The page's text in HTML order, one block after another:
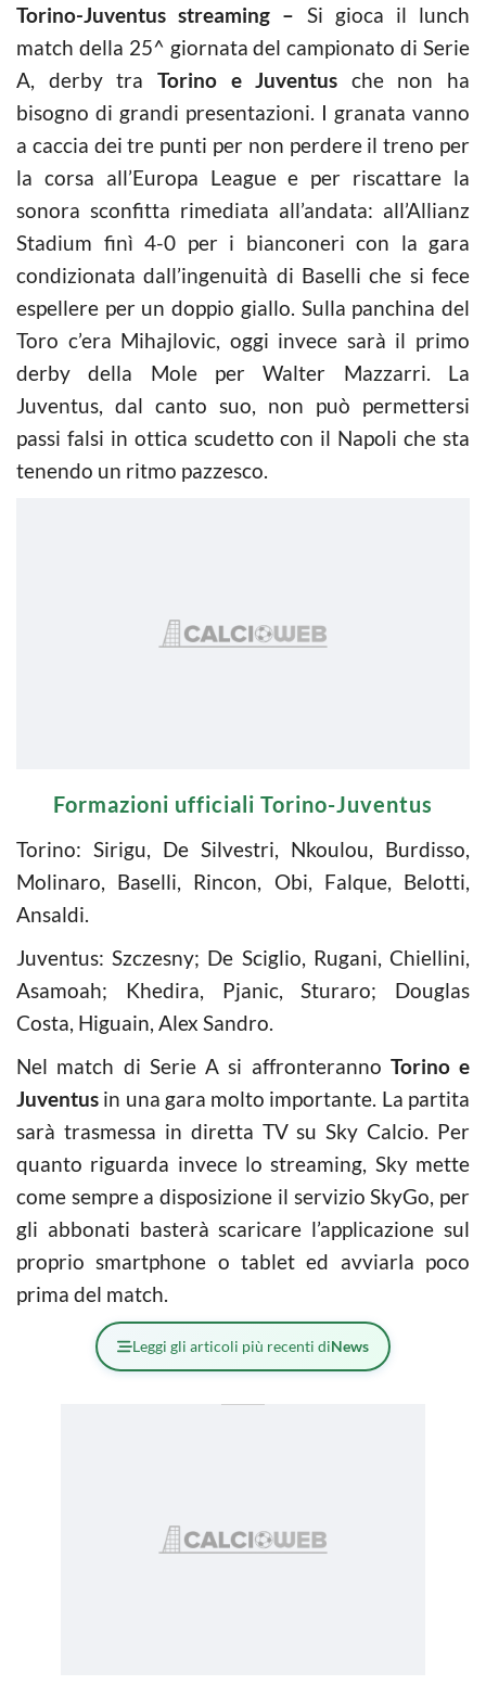
Torino-Juventus streaming – Si gioca il lunch
match della 25^ giornata del campionato di Serie
A, derby tra Torino e Juventus che non ha
bisogno di grandi presentazioni. I granata vanno
a caccia dei tre punti per non perdere il treno per
la corsa all’Europa League e per riscattare la
sonora sconfitta rimediata all’andata: all’Allianz
Stadium finì 4-0 per i bianconeri con la gara
condizionata dall’ingenuità di Baselli che si fece
espellere per un doppio giallo. Sulla panchina del
Toro c’era Mihajlovic, oggi invece sarà il primo
derby della Mole per Walter Mazzarri. La
Juventus, dal canto suo, non può permettersi
passi falsi in ottica scudetto con il Napoli che sta
tenendo un ritmo pazzesco.
Formazioni ufficiali Torino-Juventus
Torino: Sirigu, De Silvestri, Nkoulou, Burdisso,
Molinaro, Baselli, Rincon, Obi, Falque, Belotti,
Ansaldi.
Juventus: Szczesny; De Sciglio, Rugani, Chiellini,
Asamoah; Khedira, Pjanic, Sturaro; Douglas
Costa, Higuain, Alex Sandro.
Nel match di Serie A si affronteranno Torino e
Juventus in una gara molto importante. La partita
sarà trasmessa in diretta TV su Sky Calcio. Per
quanto riguarda invece lo streaming, Sky mette
come sempre a disposizione il servizio SkyGo, per
gli abbonati basterà scaricare l’applicazione sul
proprio smartphone o tablet ed avviarla poco
prima del match.
Leggi gli articoli più recenti diNews